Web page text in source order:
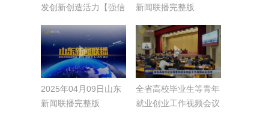
发创新创造活力【强信
新闻联播完整版
2025年04月09日山东
新闻联播完整版
全省高校毕业生等青年
就业创业工作视频会议